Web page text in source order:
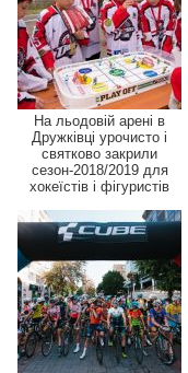
На льодовій арені в
Дружківці урочисто і
святково закрили
сезон-2018/2019 для
хокеїстів і фігуристів